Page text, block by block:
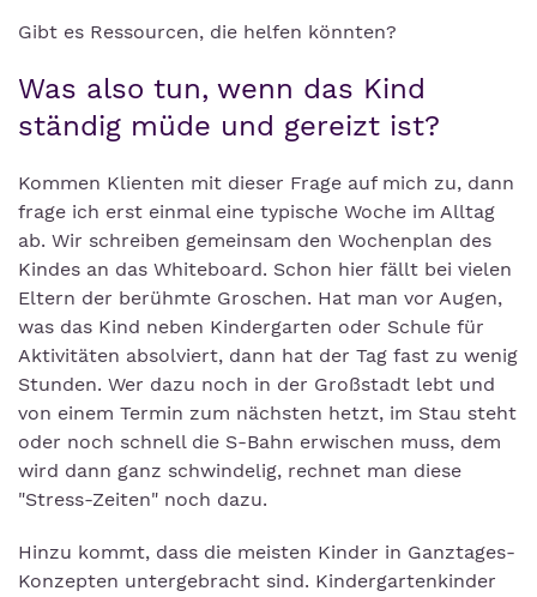
Gibt es Ressourcen, die helfen könnten?
Was also tun, wenn das Kind
ständig müde und gereizt ist?
Kommen Klienten mit dieser Frage auf mich zu, dann
frage ich erst einmal eine typische Woche im Alltag
ab. Wir schreiben gemeinsam den Wochenplan des
Kindes an das Whiteboard. Schon hier fällt bei vielen
Eltern der berühmte Groschen. Hat man vor Augen,
was das Kind neben Kindergarten oder Schule für
Aktivitäten absolviert, dann hat der Tag fast zu wenig
Stunden. Wer dazu noch in der Großstadt lebt und
von einem Termin zum nächsten hetzt, im Stau steht
oder noch schnell die S-Bahn erwischen muss, dem
wird dann ganz schwindelig, rechnet man diese
"Stress-Zeiten" noch dazu.
Hinzu kommt, dass die meisten Kinder in Ganztages-
Konzepten untergebracht sind. Kindergartenkinder